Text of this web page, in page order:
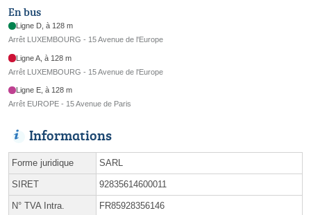
En bus
Ligne D, à 128 m
Arrêt LUXEMBOURG - 15 Avenue de l'Europe
Ligne A, à 128 m
Arrêt LUXEMBOURG - 15 Avenue de l'Europe
Ligne E, à 128 m
Arrêt EUROPE - 15 Avenue de Paris
Informations
Forme juridique SARL
SIRET 92835614600011
N° TVA Intra. FR85928356146